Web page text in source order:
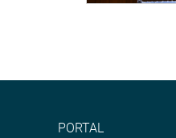
CENTRO DE
PORTAL